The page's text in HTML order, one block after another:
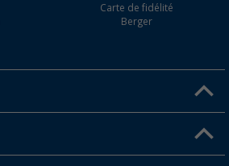
Carte de fidélité
Berger